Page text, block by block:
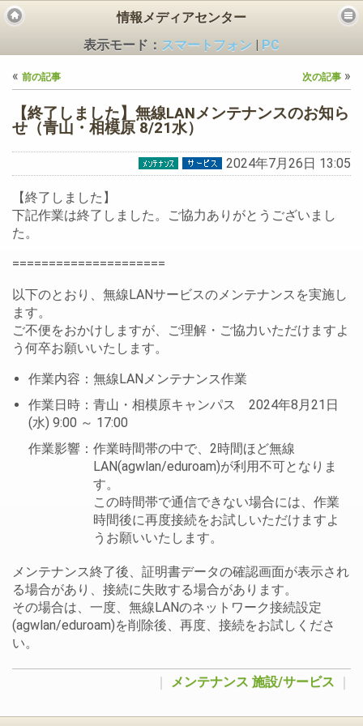
情報メディアセンター
表示モード： スマートフォン
PC
« 前の記事 次の記事 »
【終了しました】無線LANメンテナンスのお知ら
せ（青山・相模原 8/21水）
2024年7月26日 13:05
【終了しました】
下記作業は終了しました。ご協力ありがとうございまし
た。
=====================
以下のとおり、無線LANサービスのメンテナンスを実施し
ます。
ご不便をおかけしますが、ご理解・ご協力いただけますよ
う何卒お願いいたします。
作業内容：無線LANメンテナンス作業
作業日時：青山・相模原キャンパス 2024年8月21日
(水) 9:00 ～ 17:00
作業影響：作業時間帯の中で、2時間ほど無線
LAN(agwlan/eduroam)が利用不可となりま
す。
この時間帯で通信できない場合には、作業
時間後に再度接続をお試しいただけますよ
うお願いいたします。
メンテナンス終了後、証明書データの確認画面が表示され
る場合があり、接続に失敗する場合があります。
その場合は、一度、無線LANのネットワーク接続設定
(agwlan/eduroam)を削除後、再度、接続をお試しくださ
い。
メンテナンス 施設/サービス